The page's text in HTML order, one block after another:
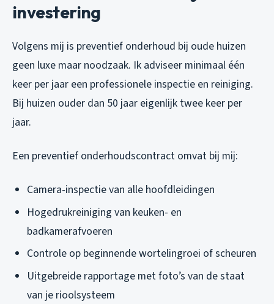
investering
Volgens mij is preventief onderhoud bij oude huizen
geen luxe maar noodzaak. Ik adviseer minimaal één
keer per jaar een professionele inspectie en reiniging.
Bij huizen ouder dan 50 jaar eigenlijk twee keer per
jaar.
Een preventief onderhoudscontract omvat bij mij:
Camera-inspectie van alle hoofdleidingen
Hogedrukreiniging van keuken- en
badkamerafvoeren
Controle op beginnende wortelingroei of scheuren
Uitgebreide rapportage met foto’s van de staat
van je rioolsysteem